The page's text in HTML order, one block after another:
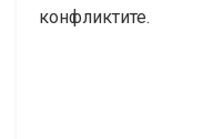
конфликтите.